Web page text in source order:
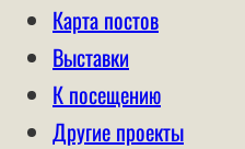
Карта постов
Выставки
К посещению
Другие проекты